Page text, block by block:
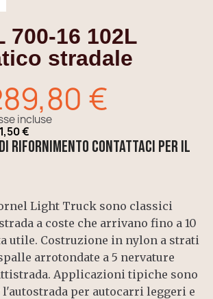
700-16 102L
stradale
€
incluse
€
rifornimento contattaci per il
Light Truck sono classici
a coste che arrivano fino a 10
utile. Costruzione in nylon a strati
arrotondate a 5 nervature
Applicazioni tipiche sono
per autocarri leggeri e